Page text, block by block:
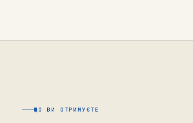
ЩО ВИ ОТРИМУЄТЕ